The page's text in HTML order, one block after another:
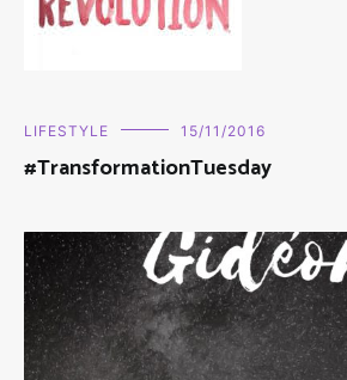
LIFESTYLE 15/11/2016
#TransformationTuesday